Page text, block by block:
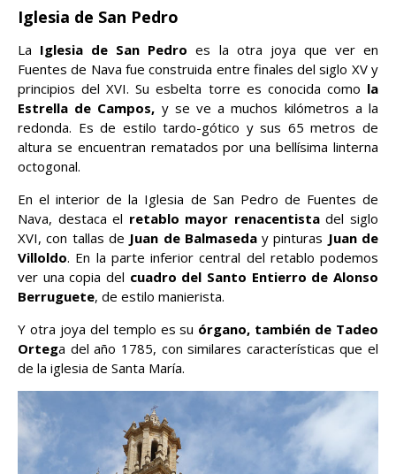
Iglesia de San Pedro
La Iglesia de San Pedro es la otra joya que ver en
Fuentes de Nava fue construida entre finales del siglo XV y
principios del XVI. Su esbelta torre es conocida como la
Estrella de Campos, y se ve a muchos kilómetros a la
redonda. Es de estilo tardo-gótico y sus 65 metros de
altura se encuentran rematados por una bellísima linterna
octogonal.
En el interior de la Iglesia de San Pedro de Fuentes de
Nava, destaca el retablo mayor renacentistadel siglo
XVI, con tallas de Juan de Balmaseday pinturas Juan de
Villoldo. En la parte inferior central del retablo podemos
ver una copia del cuadro del Santo Entierro de Alonso
Berruguete, de estilo manierista.
Y otra joya del templo es su órgano, también de Tadeo
Ortega del año 1785, con similares características que el
de la iglesia de Santa María.